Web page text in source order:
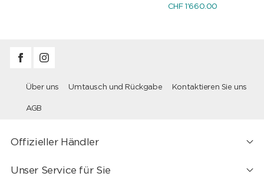
CHF 1'660.00
Über uns Umtausch und Rückgabe Kontaktieren Sie uns
AGB
Offizieller Händler
Unser Service für Sie